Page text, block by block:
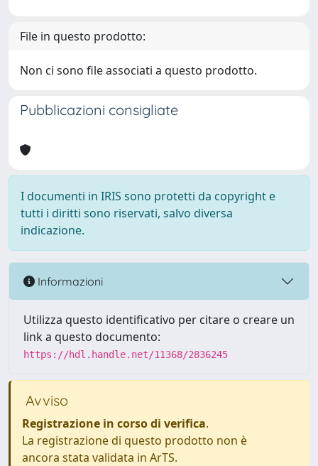
File in questo prodotto:
Non ci sono file associati a questo prodotto.
Pubblicazioni consigliate
I documenti in IRIS sono protetti da copyright e
tutti i diritti sono riservati, salvo diversa
indicazione.
Informazioni
Utilizza questo identificativo per citare o creare un
link a questo documento:
https://hdl.handle.net/11368/2836245
Avviso
Registrazione in corso di verifica.
La registrazione di questo prodotto non è
ancora stata validata in ArTS.